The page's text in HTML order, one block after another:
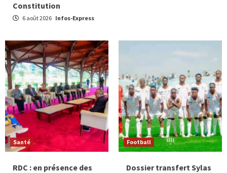
Constitution
6 août 2026 Infos-Express
Santé
RDC : en présence des
Football
Dossier transfert Sylas